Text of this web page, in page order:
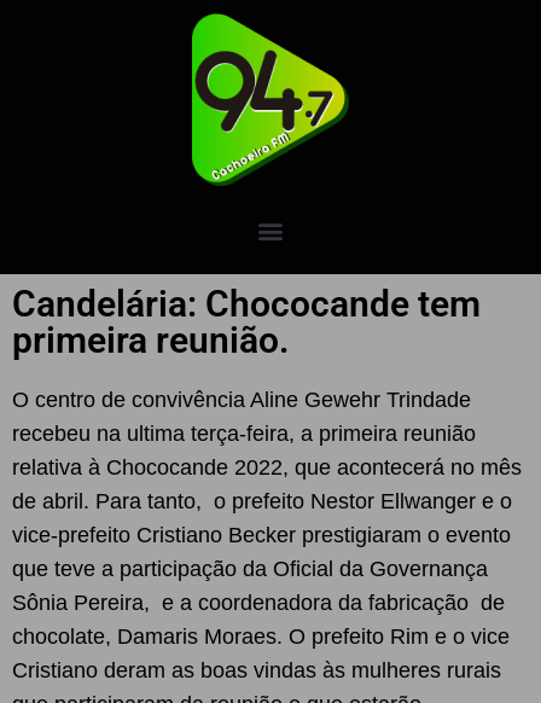
Candelária: Chococande tem
primeira reunião.
O centro de convivência Aline Gewehr Trindade
recebeu na ultima terça-feira, a primeira reunião
relativa à Chococande 2022, que acontecerá no mês
de abril. Para tanto, o prefeito Nestor Ellwanger e o
vice-prefeito Cristiano Becker prestigiaram o evento
que teve a participação da Oficial da Governança
Sônia Pereira, e a coordenadora da fabricação de
chocolate, Damaris Moraes. O prefeito Rim e o vice
Cristiano deram as boas vindas às mulheres rurais